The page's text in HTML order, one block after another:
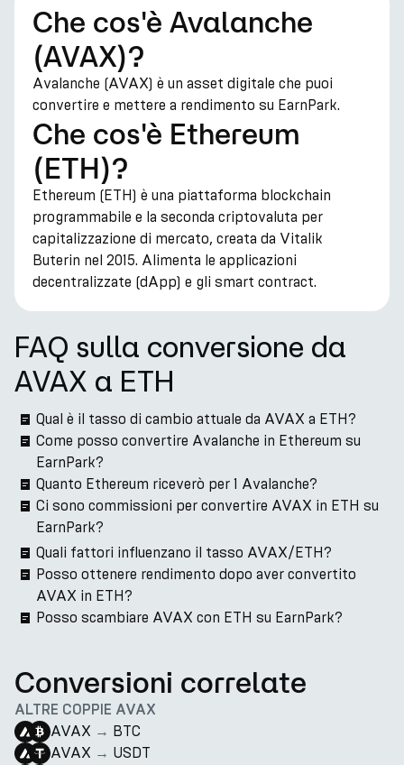
Che cos'è Avalanche
(AVAX)?
Avalanche (AVAX) è un asset digitale che puoi
convertire e mettere a rendimento su EarnPark.
Che cos'è Ethereum
(ETH)?
Ethereum (ETH) è una piattaforma blockchain
programmabile e la seconda criptovaluta per
capitalizzazione di mercato, creata da Vitalik
Buterin nel 2015. Alimenta le applicazioni
decentralizzate (dApp) e gli smart contract.
FAQ sulla conversione da
AVAX a ETH
Qual è il tasso di cambio attuale da AVAX a ETH?
Come posso convertire Avalanche in Ethereum su
EarnPark?
Quanto Ethereum riceverò per 1 Avalanche?
Ci sono commissioni per convertire AVAX in ETH su
EarnPark?
Quali fattori influenzano il tasso AVAX/ETH?
Posso ottenere rendimento dopo aver convertito
AVAX in ETH?
Posso scambiare AVAX con ETH su EarnPark?
Conversioni correlate
ALTRE COPPIE AVAX
AVAX → BTC
AVAX → USDT